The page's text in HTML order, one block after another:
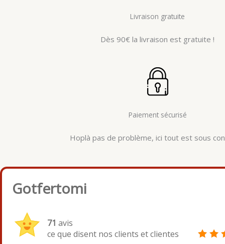
Livraison gratuite
Dès 90€ la livraison est gratuite !
Paiement sécurisé
Hoplà pas de problème, ici tout est sous
Gotfertomi
71 avis
ce que disent nos clients et clientes